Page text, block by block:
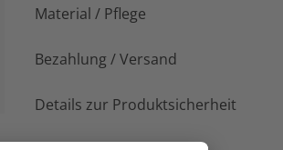
Material / Pflege
Bezahlung / Versand
Details zur Produktsicherheit